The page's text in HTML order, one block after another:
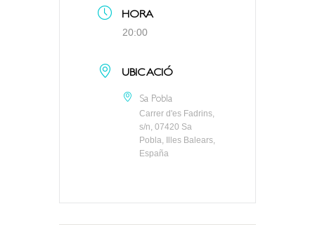
HORA
20:00
UBICACIÓ
Sa Pobla
Carrer d'es Fadrins,
s/n, 07420 Sa
Pobla, Illes Balears,
España